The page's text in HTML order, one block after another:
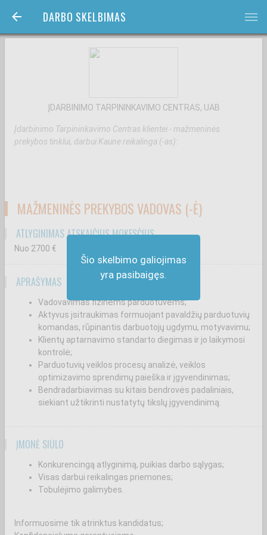
DARBO SKELBIMAS bars
Šio skelbimo galiojimas
yra pasibaigęs.
ĮDARBINIMO TARPININKAVIMO CENTRAS, UAB
Įdarbinimo Tarpininkavimo Centras klientei - mažmeninės
prekybos tinklui, darbui Kaune reikalinga (-as):
MAŽMENINĖS PREKYBOS VADOVAS (-Ė)
ATLYGINIMAS ATSKAIČIUS MOKESČIUS
Nuo 2700 €
APRAŠYMAS
Vadovavimas fizinėms parduotuvėms;
Aktyvus įsitraukimas formuojant pavaldžių parduotuvių
komandas, rūpinantis darbuotojų ugdymu, motyvavimu;
Klientų aptarnavimo standarto diegimas ir jo laikymosi
kontrolė;
Parduotuvių veiklos procesų analizė, veiklos
optimizavimo sprendimų paieška ir įgyvendinimas;
Bendradarbiavimas su kitais bendrovės padaliniais,
siekiant užtikrinti nustatytų tikslų įgyvendinimą.
ĮMONĖ SIŪLO
Konkurencingą atlyginimą, puikias darbo sąlygas;
Visas darbui reikalingas priemones;
Tobulėjimo galimybes.
Informuosime tik atrinktus kandidatus;